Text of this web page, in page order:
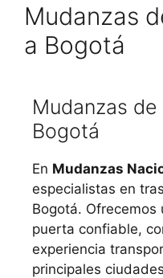
Mudanzas
a Bogotá
Mudanzas
Bogotá
En Mudanzas
especialistas en
Bogotá. Ofrecemos
puerta confiable,
experiencia
principales